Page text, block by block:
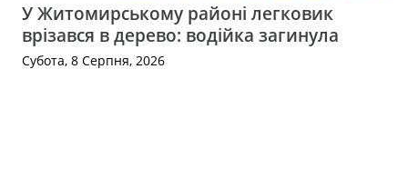
У Житомирському районі легковик
врізався в дерево: водійка загинула
Субота, 8 Серпня, 2026